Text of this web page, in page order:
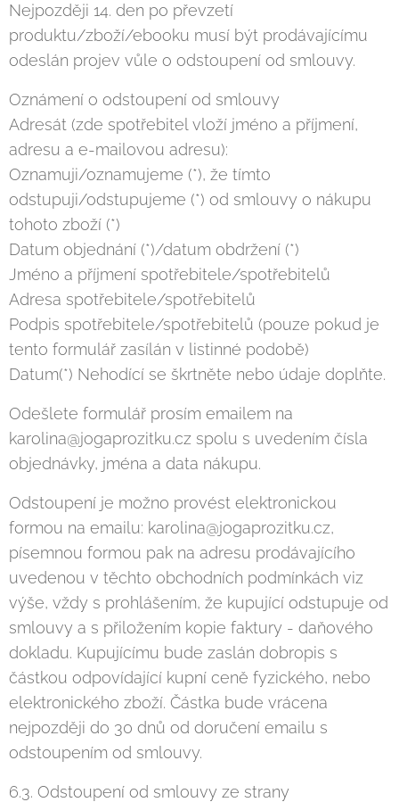
Nejpozději 14. den po převzetí
produktu/zboží/ebooku musí být prodávajícímu
odeslán projev vůle o odstoupení od smlouvy.
Oznámení o odstoupení od smlouvy
Adresát (zde spotřebitel vloží jméno a příjmení,
adresu a e-mailovou adresu):
Oznamuji/oznamujeme (*), že tímto
odstupuji/odstupujeme (*) od smlouvy o nákupu
tohoto zboží (*)
Datum objednání (*)/datum obdržení (*)
Jméno a příjmení spotřebitele/spotřebitelů
Adresa spotřebitele/spotřebitelů
Podpis spotřebitele/spotřebitelů (pouze pokud je
tento formulář zasílán v listinné podobě)
Datum(*) Nehodící se škrtněte nebo údaje doplňte.
Odešlete formulář prosím emailem na
karolina@jogaprozitku.cz spolu s uvedením čísla
objednávky, jména a data nákupu.
Odstoupení je možno provést elektronickou
formou na emailu: karolina@jogaprozitku.cz,
písemnou formou pak na adresu prodávajícího
uvedenou v těchto obchodních podmínkách viz
výše, vždy s prohlášením, že kupující odstupuje od
smlouvy a s přiložením kopie faktury - daňového
dokladu. Kupujícímu bude zaslán dobropis s
částkou odpovídající kupní ceně fyzického, nebo
elektronického zboží. Částka bude vrácena
nejpozději do 30 dnů od doručení emailu s
odstoupením od smlouvy.
6.3. Odstoupení od smlouvy ze strany